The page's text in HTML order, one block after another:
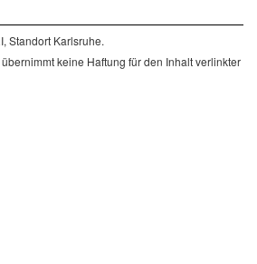
Standort Karlsruhe.
keine Haftung für den Inhalt verlinkter